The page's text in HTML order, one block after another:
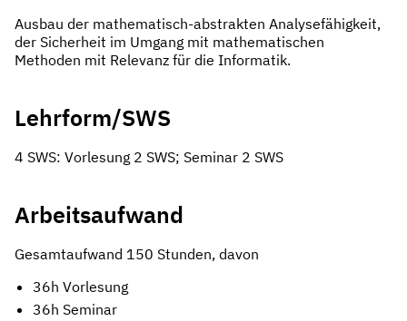
Ausbau der mathematisch-abstrakten Analysefähigkeit,
der Sicherheit im Umgang mit mathematischen
Methoden mit Relevanz für die Informatik.
Lehrform/SWS
4 SWS: Vorlesung 2 SWS; Seminar 2 SWS
Arbeitsaufwand
Gesamtaufwand 150 Stunden, davon
36h Vorlesung
36h Seminar